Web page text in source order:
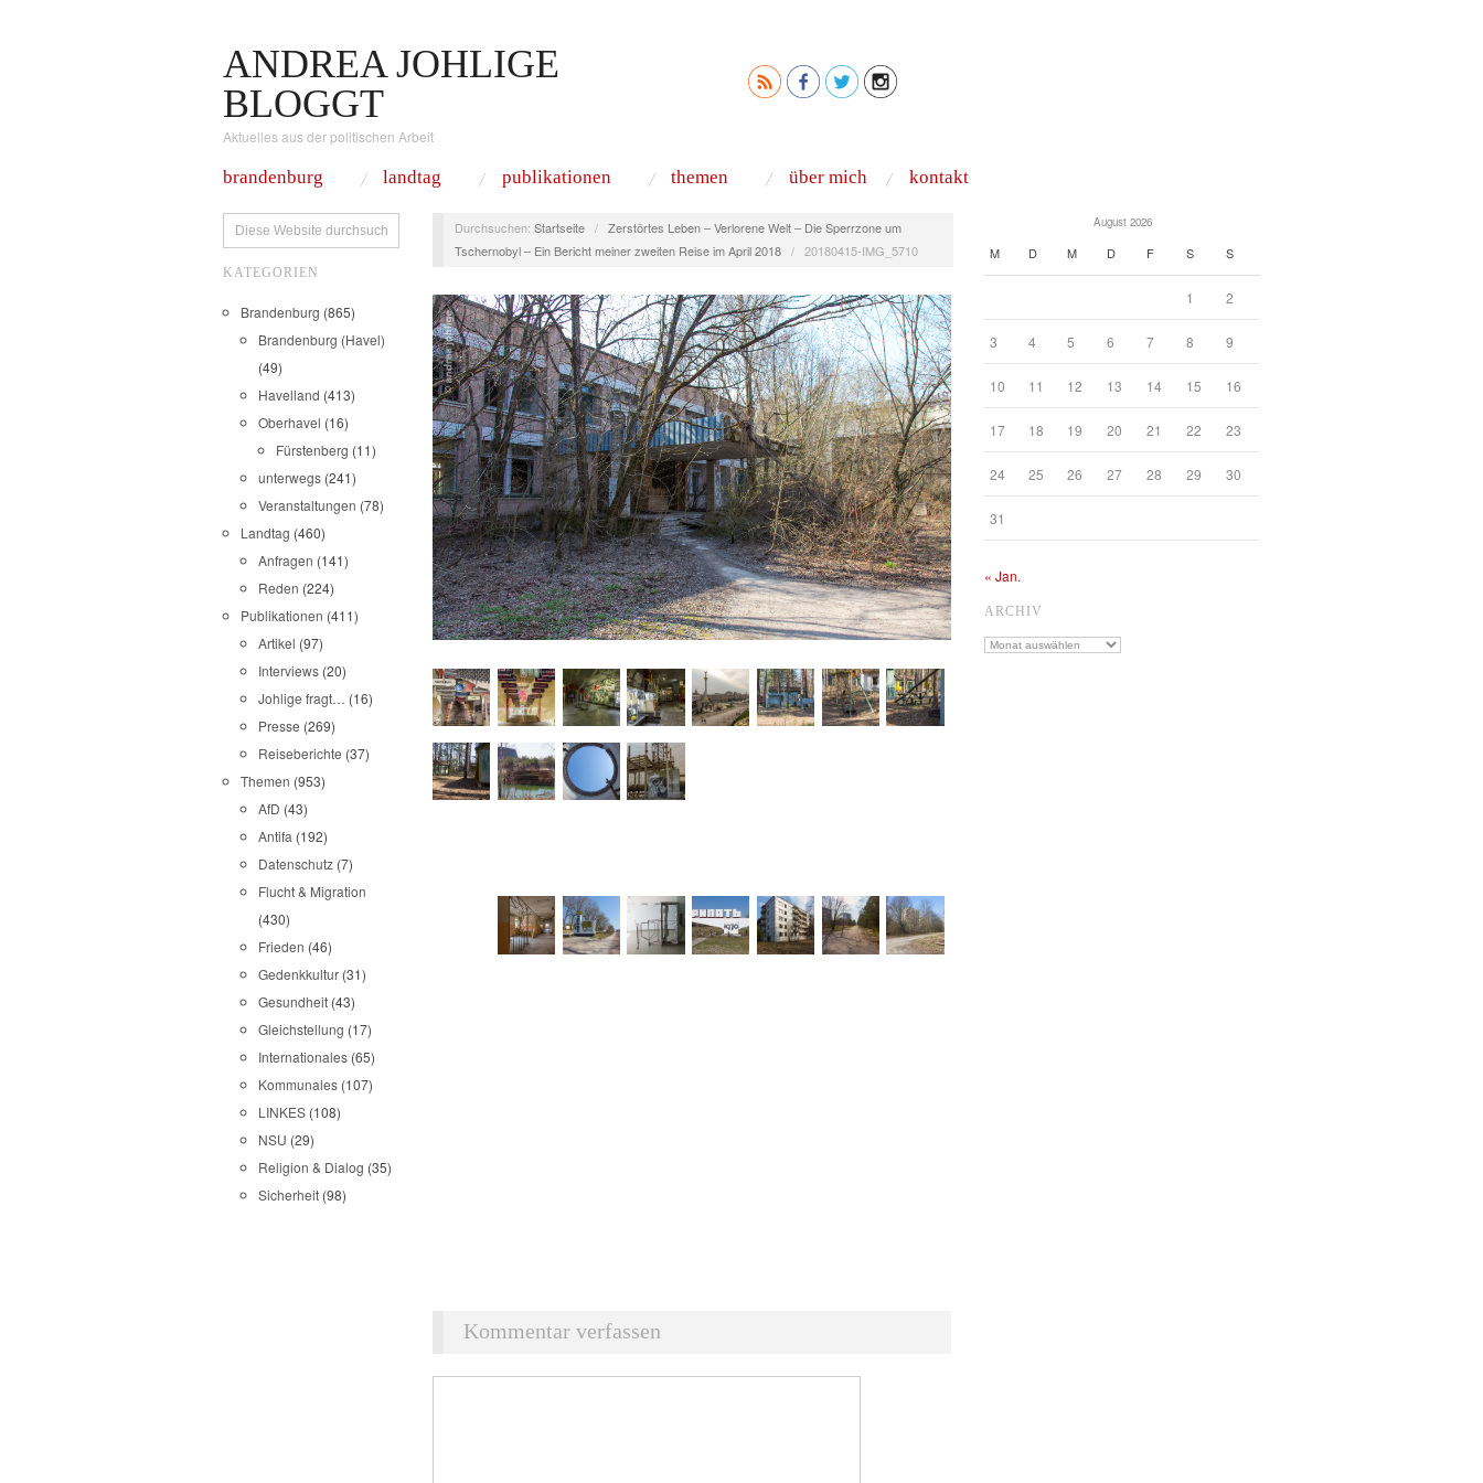
ANDREA JOHLIGE
BLOGGT
Aktuelles aus der politischen Arbeit
brandenburg landtag publikationen themen über mich kontakt
KATEGORIEN
Brandenburg (865)
Brandenburg (Havel)
(49)
Havelland (413)
Oberhavel (16)
Fürstenberg (11)
unterwegs (241)
Veranstaltungen (78)
Landtag (460)
Anfragen (141)
Reden (224)
Publikationen (411)
Artikel (97)
Interviews (20)
Johlige fragt… (16)
Presse (269)
Reiseberichte (37)
Themen (953)
AfD (43)
Antifa (192)
Datenschutz (7)
Flucht & Migration
(430)
Frieden (46)
Gedenkkultur (31)
Gesundheit (43)
Gleichstellung (17)
Internationales (65)
Kommunales (107)
LINKES (108)
NSU (29)
Religion & Dialog (35)
Sicherheit (98)
Durchsuchen: Startseite / Zerstörtes Leben – Verlorene Welt – Die Sperrzone um
Tschernobyl – Ein Bericht meiner zweiten Reise im April 2018 / 20180415-IMG_5710
Kommentar verfassen
August 2026
M D M D F S S
1 2
3 4 5 6 7 8 9
10 11 12 13 14 15 16
17 18 19 20 21 22 23
24 25 26 27 28 29 30
31
« Jan.
ARCHIV
Archiv